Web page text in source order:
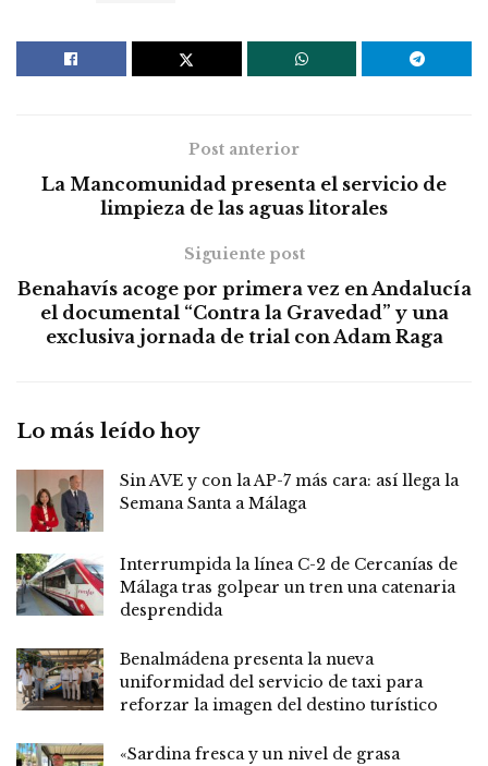
Post anterior
La Mancomunidad presenta el servicio de
limpieza de las aguas litorales
Siguiente post
Benahavís acoge por primera vez en Andalucía
el documental “Contra la Gravedad” y una
exclusiva jornada de trial con Adam Raga
Lo más leído hoy
Sin AVE y con la AP-7 más cara: así llega la
Semana Santa a Málaga
Interrumpida la línea C-2 de Cercanías de
Málaga tras golpear un tren una catenaria
desprendida
Benalmádena presenta la nueva
uniformidad del servicio de taxi para
reforzar la imagen del destino turístico
«Sardina fresca y un nivel de grasa